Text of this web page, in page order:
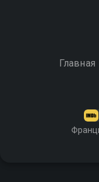
Главная